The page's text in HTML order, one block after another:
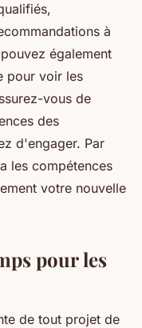
à
également
pour voir les
vous de
des
d'engager. Par
les compétences
votre nouvelle
pour les
de tout projet de